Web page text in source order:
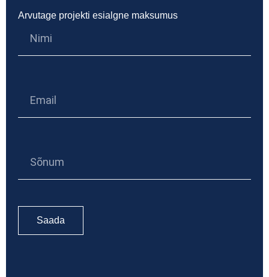
Arvutage projekti esialgne maksumus
Saada